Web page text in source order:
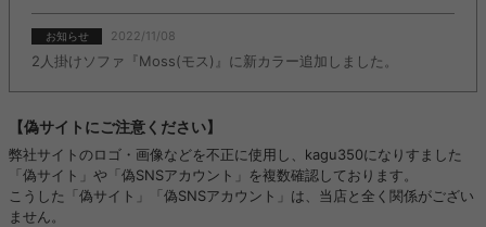
お知らせ 2022/11/08
2人掛けソファ『Moss(モス)』に新カラー追加しました。
【偽サイトにご注意ください】
弊社サイトのロゴ・画像などを不正に使用し、kagu350になりすました
「偽サイト」や「偽SNSアカウント」を複数確認しております。
こうした「偽サイト」「偽SNSアカウント」は、当店と全く関係がござい
ません。